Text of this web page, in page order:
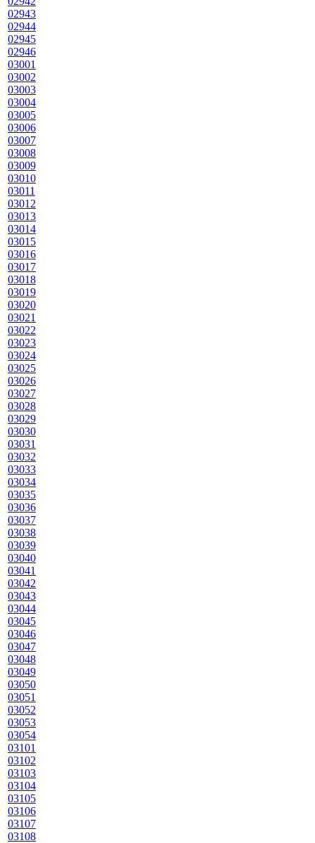
02943
02944
02945
02946
03001
03002
03003
03004
03005
03006
03007
03008
03009
03010
03011
03012
03013
03014
03015
03016
03017
03018
03019
03020
03021
03022
03023
03024
03025
03026
03027
03028
03029
03030
03031
03032
03033
03034
03035
03036
03037
03038
03039
03040
03041
03042
03043
03044
03045
03046
03047
03048
03049
03050
03051
03052
03053
03054
03101
03102
03103
03104
03105
03106
03107
03108